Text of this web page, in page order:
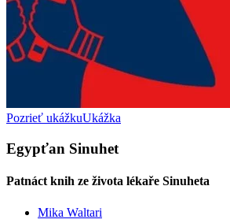
Pozrieť ukážkuUkážka
Egypťan Sinuhet
Patnáct knih ze života lékaře Sinuheta
Mika Waltari